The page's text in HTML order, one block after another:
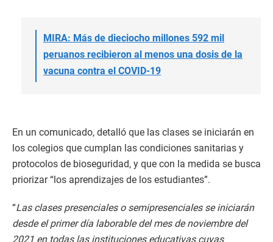
MIRA: Más de dieciocho millones 592 mil
peruanos recibieron al menos una dosis de la
vacuna contra el COVID-19
En un comunicado, detalló que las clases se iniciarán en
los colegios que cumplan las condiciones sanitarias y
protocolos de bioseguridad, y que con la medida se busca
priorizar “los aprendizajes de los estudiantes”.
“Las clases presenciales o semipresenciales se iniciarán
desde el primer día laborable del mes de noviembre del
2021 en todas las instituciones educativas cuyas